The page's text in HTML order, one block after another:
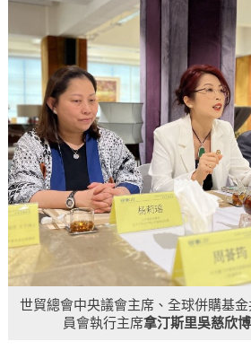
世貿總會中央議會主席、全球併購基
員會執行主席拿汀斯里吳慈欣